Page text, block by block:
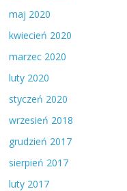
maj 2020
kwiecień 2020
marzec 2020
luty 2020
styczeń 2020
wrzesień 2018
grudzień 2017
sierpień 2017
luty 2017